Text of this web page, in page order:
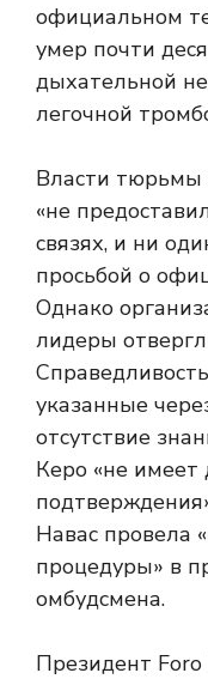
официальном
умер почти
дыхательной
легочной
Власти тюрьмы
«не
связях, и ни
просьбой о
Однако
лидеры
указанные
отсутствие
Керо «не имеет
Навас провела
процедуры» в
омбудсмена.
Президент